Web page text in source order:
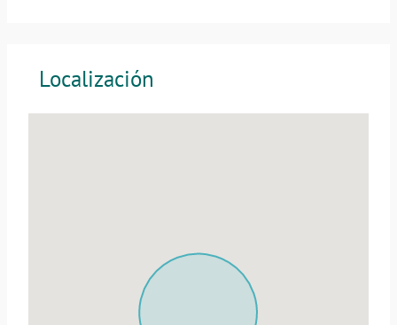
Localización